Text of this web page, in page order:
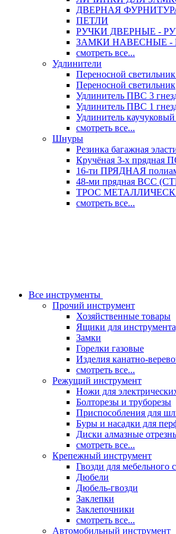
ДВЕРНАЯ
ПЕТЛИ
РУЧКИ ДВЕРНЫЕ -
ЗАМКИ НАВЕСНЫЕ
смотреть все...
Удлинители
Переносной
Переносной светильник
Удлинитель ПВС 3
Удлинитель ПВС 1
Удлинитель каучуковый
смотреть все...
Шнуры
Резинка багажная
Кручёная 3-х
16-ти ПРЯДНАЯ
48-ми прядная ВСС
ТРОС
смотреть все...
Все инструменты
Прочий инструмент
Хозяйственные товары
Ящики для
Замки
Горелки газовые
Изделия канатно-
смотреть все...
Режущий инструмент
Ножи для
Болторезы и труборезы
Приспособления для
Буры и насадки для
Диски алмазные
смотреть все...
Крепежный инструмент
Гвозди для мебельного
Дюбели
Дюбель-гвозди
Заклепки
Заклепочники
смотреть все...
Автомобильный инструмент